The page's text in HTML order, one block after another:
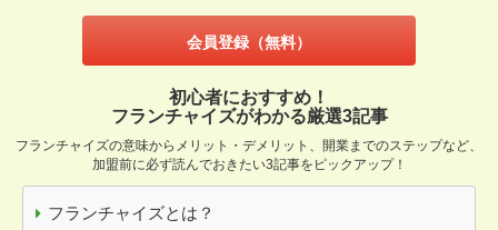
会員登録（無料）
初心者におすすめ！
フランチャイズがわかる厳選3記事
フランチャイズの意味からメリット・デメリット、開業までのステップなど、
加盟前に必ず読んでおきたい3記事をピックアップ！
フランチャイズとは？